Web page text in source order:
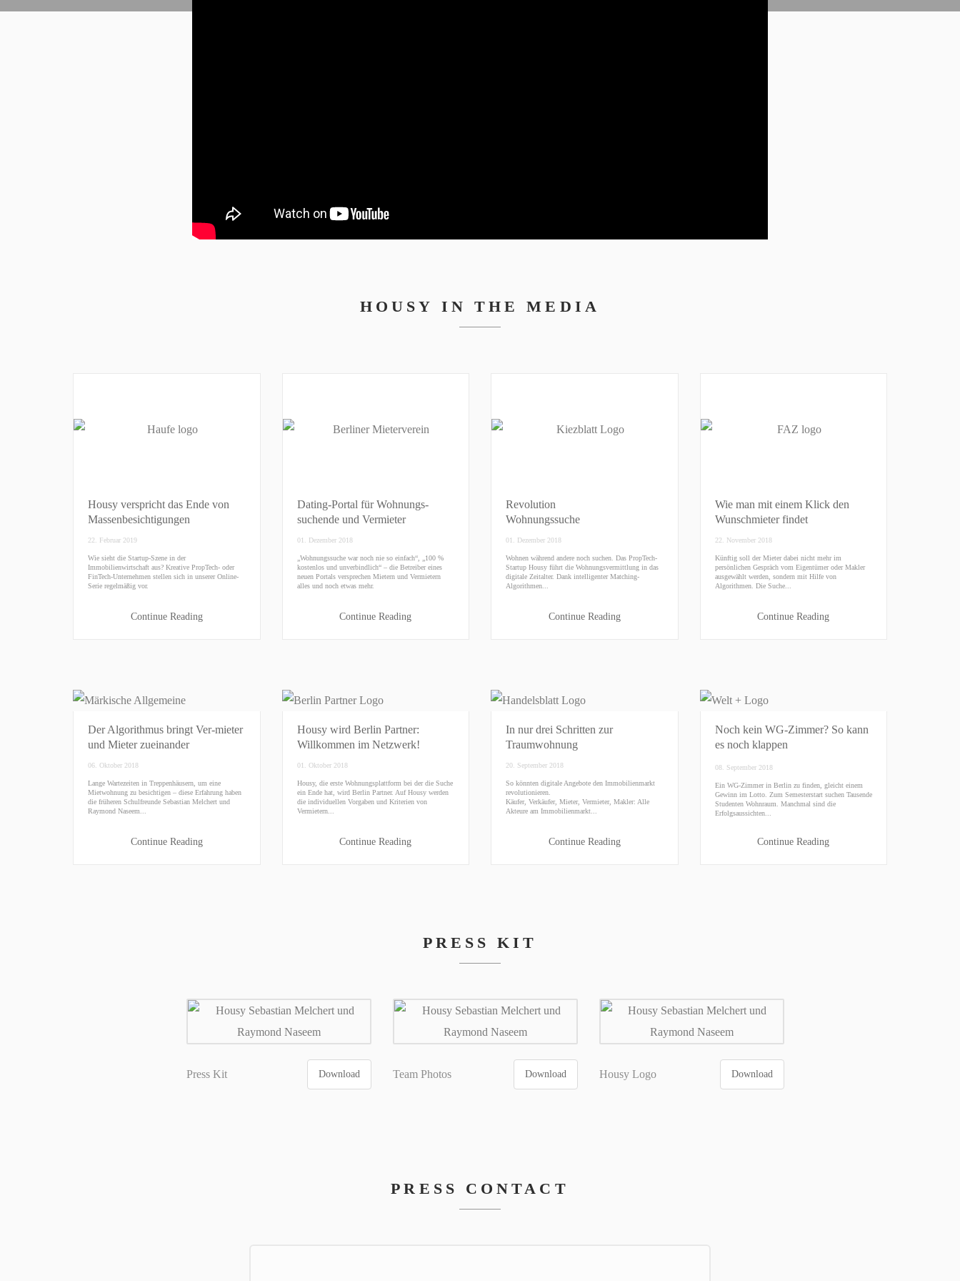
HOUSY IN THE MEDIA
Housy verspricht das Ende von
Massenbesichtigungen
22. Februar 2019
Wie sieht die Startup-Szene in der
Immobilienwirtschaft aus? Kreative PropTech- oder
FinTech-Unternehmen stellen sich in unserer Online-
Serie regelmäßig vor.
Continue Reading
Dating-Portal für Wohnungs-
suchende und Vermieter
01. Dezember 2018
„Wohnungssuche war noch nie so einfach“, „100 %
kostenlos und unverbindlich“ – die Betreiber eines
neuen Portals versprechen Mietern und Vermietern
alles und noch etwas mehr.
Continue Reading
Revolution
Wohnungssuche
01. Dezember 2018
Wohnen während andere noch suchen. Das PropTech-
Startup Housy führt die Wohnungsvermittlung in das
digitale Zeitalter. Dank intelligenter Matching-
Algorithmen...
Continue Reading
Wie man mit einem Klick den
Wunschmieter findet
22. November 2018
Künftig soll der Mieter dabei nicht mehr im
persönlichen Gespräch vom Eigentümer oder Makler
ausgewählt werden, sondern mit Hilfe von
Algorithmen. Die Suche...
Continue Reading
Der Algorithmus bringt Ver-mieter
und Mieter zueinander
06. Oktober 2018
Lange Wartezeiten in Treppenhäusern, um eine
Mietwohnung zu besichtigen – diese Erfahrung haben
die früheren Schulfreunde Sebastian Melchert und
Raymond Naseem...
Continue Reading
Housy wird Berlin Partner:
Willkommen im Netzwerk!
01. Oktober 2018
Housy, die erste Wohnungsplattform bei der die Suche
ein Ende hat, wird Berlin Partner. Auf Housy werden
die individuellen Vorgaben und Kriterien von
Vermietern...
Continue Reading
In nur drei Schritten zur
Traumwohnung
20. September 2018
So könnten digitale Angebote den Immobilienmarkt
revolutionieren.
Käufer, Verkäufer, Mieter, Vermieter, Makler: Alle
Akteure am Immobilienmarkt...
Continue Reading
Noch kein WG-Zimmer? So kann
es noch klappen
08. September 2018
Ein WG-Zimmer in Berlin zu finden, gleicht einem
Gewinn im Lotto. Zum Semesterstart suchen Tausende
Studenten Wohnraum. Manchmal sind die
Erfolgsaussichten...
Continue Reading
PRESS KIT
Press Kit Download Team Photos Download Housy Logo Download
PRESS CONTACT